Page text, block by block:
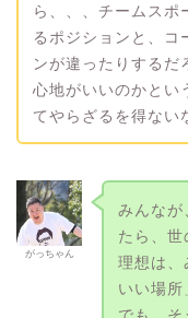
ら、、、チームスポ
るポジションと、コ
ンが違ったりするだ
心地がいいのかとい
てやらざるを得ない
がっちゃん
みんなが
たら、世
理想は、
いい場所